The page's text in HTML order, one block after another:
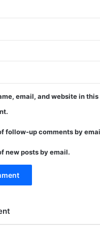
email, and website in
follow-up comments by
new posts by email.